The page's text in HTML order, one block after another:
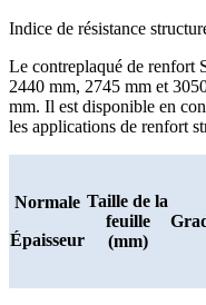
Indice de résistance
Le contreplaqué de renfort
2440 mm, 2745 mm et
mm. Il est disponible en
les applications de renfort
Normale
Épaisseur
Taille de la
feuille
(mm)